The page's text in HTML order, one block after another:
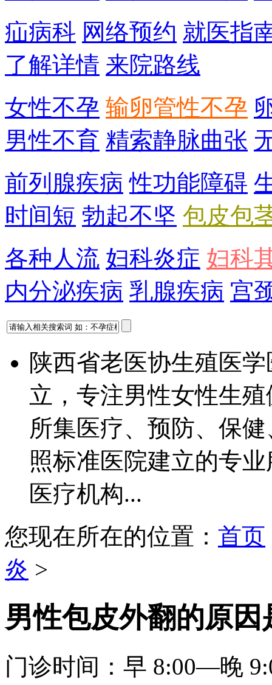
疝病科 网络预约 就医指
了解详情 来院路线
女性不孕 输卵管性不孕
男性不育 精索静脉曲张
前列腺疾病 性功能障碍
时间短 勃起不坚 包皮包
各种人流 妇科炎症 妇科
内分泌疾病 乳腺疾病 宫
陕西省老医协生殖医
立，专注男性女性生
所集医疗、预防、保
照标准医院建立的专
医疗机构...
您现在所在的位置： 首页
炎 >
男性包皮外翻的原因
门诊时间：早 8:00—晚